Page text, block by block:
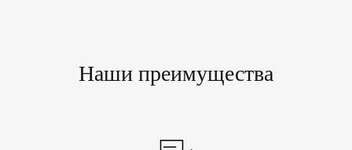
Наши преимущества